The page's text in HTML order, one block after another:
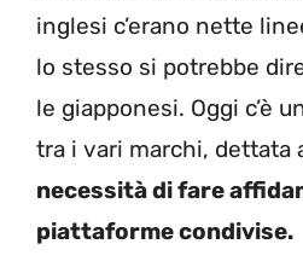
inglesi c’erano nette
lo stesso si potrebbe
le giapponesi. Oggi c’è
tra i vari marchi, dettata
necessità di fare
piattaforme condivise.